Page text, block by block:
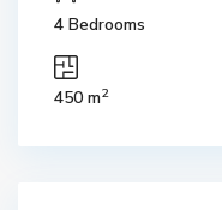
4 Bedrooms
450 m2